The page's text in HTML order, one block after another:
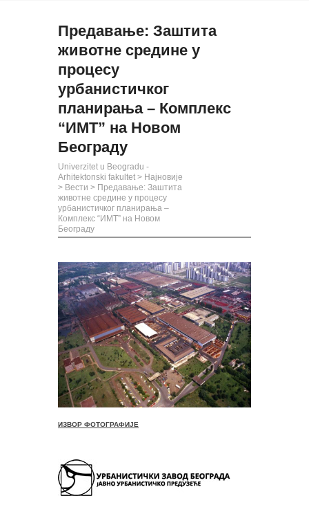
Предавање: Заштита
животне средине у
процесу
урбанистичког
планирања – Комплекс
“ИМТ” на Новом
Београду
Univerzitet u Beogradu -
Arhitektonski fakultet > Најновије
> Вести > Предавање: Заштита
животне средине у процесу
урбанистичког планирања –
Комплекс “ИМТ” на Новом
Београду
ИЗВОР ФОТОГРАФИЈЕ